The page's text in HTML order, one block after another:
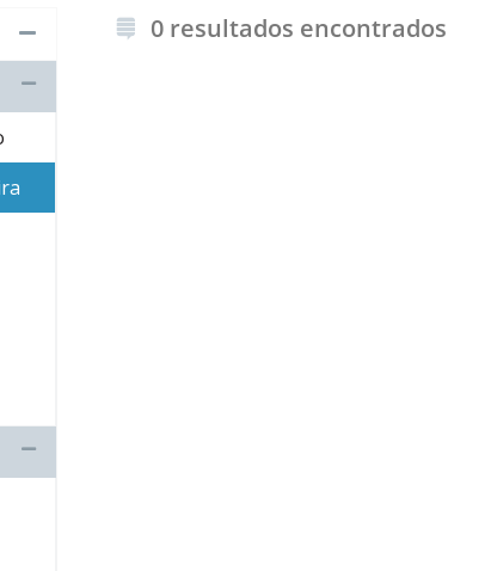
0 resultados encontrados